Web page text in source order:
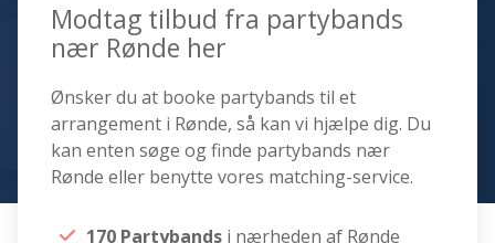
Modtag tilbud fra partybands
nær Rønde her
Ønsker du at booke partybands til et
arrangement i Rønde, så kan vi hjælpe dig. Du
kan enten søge og finde partybands nær
Rønde eller benytte vores matching-service.
170 Partybands i nærheden af Rønde